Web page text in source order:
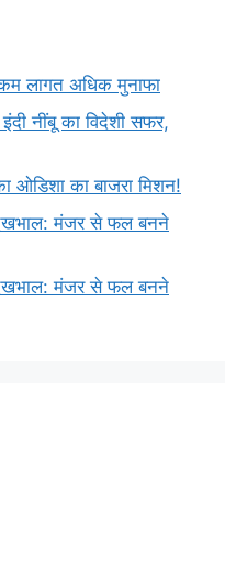
कम लागत अधिक मुनाफा
नींबू का विदेशी सफर,
ओडिशा का बाजरा मिशन!
मंजर से फल बनने
मंजर से फल बनने